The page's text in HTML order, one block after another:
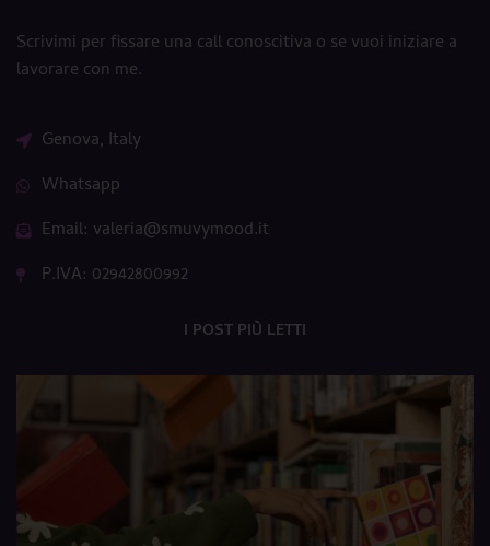
Scrivimi per fissare una call conoscitiva o se vuoi iniziare a
lavorare con me.
Genova, Italy
Whatsapp
Email: valeria@smuvymood.it
P.IVA: 02942800992
I POST PIÙ LETTI